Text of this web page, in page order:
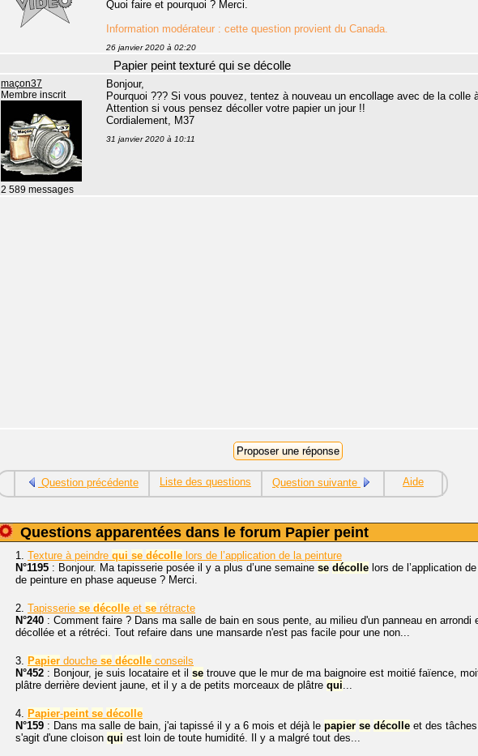
Quoi faire et pourquoi ? Merci.
Information modérateur : cette question provient du Canada.
26 janvier 2020 à 02:20
Papier peint texturé qui se décolle
maçon37
Membre inscrit
2 589 messages
Bonjour,
Pourquoi ??? Si vous pouvez, tentez à nouveau un encollage avec de la colle
Attention si vous pensez décoller votre papier un jour !!
Cordialement, M37
31 janvier 2020 à 10:11
Question précédente Liste des questions Question suivante Aide
Questions apparentées dans le forum Papier peint
1. Texture à peindre qui se décolle lors de l’application de la peinture
N°1195 : Bonjour. Ma tapisserie posée il y a plus d’une semaine se décolle lors de l’application
de peinture en phase aqueuse ? Merci.
2. Tapisserie se décolle et se rétracte
N°240 : Comment faire ? Dans ma salle de bain en sous pente, au milieu d'un panneau en
décollée et a rétréci. Tout refaire dans une mansarde n'est pas facile pour une non...
3. Papier douche se décolle conseils
N°452 : Bonjour, je suis locataire et il se trouve que le mur de ma baignoire est moitié faïence,
plâtre derrière devient jaune, et il y a de petits morceaux de plâtre qui...
4. Papier-peint se décolle
N°159 : Dans ma salle de bain, j'ai tapissé il y a 6 mois et déjà le papier se décolle et des
s'agit d'une cloison qui est loin de toute humidité. Il y a malgré tout des...